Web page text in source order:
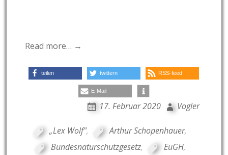
Read more… →
teilen twittern RSS-feed
E-Mail
17. Februar 2020 Vogler
„Lex Wolf", Arthur Schopenhauer,
Bundesnaturschutzgesetz, EuGH,